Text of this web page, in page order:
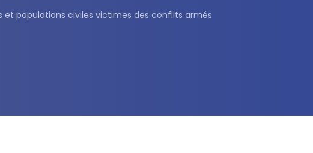
et populations civiles victimes des conflits armés